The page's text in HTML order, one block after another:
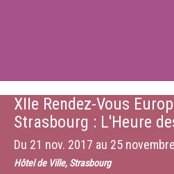
XIIe Rendez-Vous
Strasbourg : L'Heure
Du 21 nov. 2017 au 25
Hôtel de Ville, Strasbourg